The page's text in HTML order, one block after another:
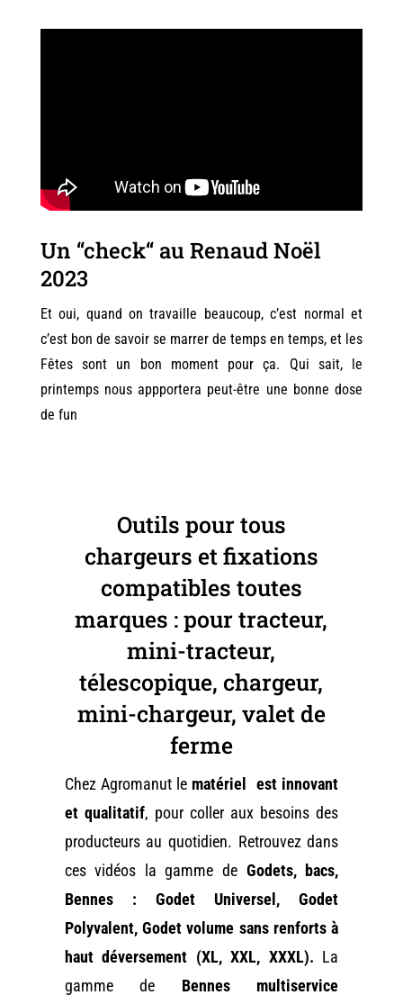
Un “check“ au Renaud Noël
2023
Et oui, quand on travaille beaucoup, c’est normal et
c’est bon de savoir se marrer de temps en temps, et les
Fêtes sont un bon moment pour ça. Qui sait, le
printemps nous appportera peut-être une bonne dose
de fun
Outils pour tous
chargeurs et fixations
compatibles toutes
marques : pour tracteur,
mini-tracteur,
télescopique, chargeur,
mini-chargeur, valet de
ferme
Chez Agromanut le matériel est innovant
et qualitatif, pour coller aux besoins des
producteurs au quotidien. Retrouvez dans
ces vidéos la gamme de Godets, bacs,
Bennes : Godet Universel, Godet
Polyvalent, Godet volume sans renforts à
haut déversement (XL, XXL, XXXL). La
gamme de Bennes multiservice